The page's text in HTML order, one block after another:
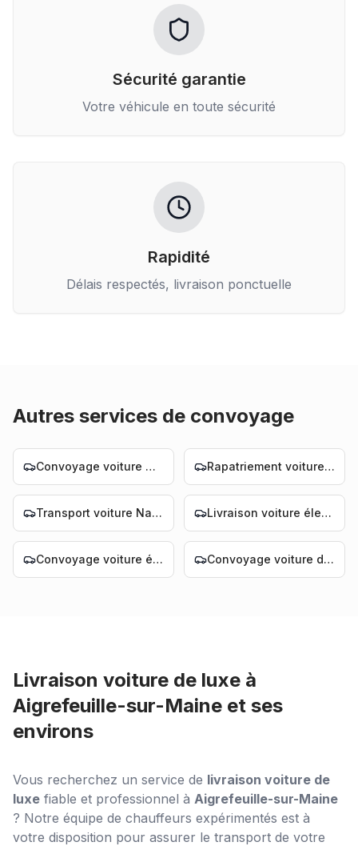
Sécurité garantie
Votre véhicule en toute sécurité
Rapidité
Délais respectés, livraison ponctuelle
Autres services de convoyage
Convoyage voiture Nantes Rapatriement voiture Nantes
Transport voiture Nantes Livraison voiture électrique Nantes
Convoyage voiture électrique Nantes Convoyage voiture de luxe Nantes
Livraison voiture de luxe à
Aigrefeuille-sur-Maine et ses
environs
Vous recherchez un service de livraison voiture de
luxe fiable et professionnel à Aigrefeuille-sur-Maine
? Notre équipe de chauffeurs expérimentés est à
votre disposition pour assurer le transport de votre